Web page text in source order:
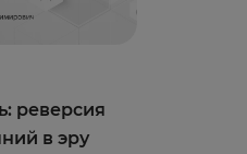
реверсия
в эру